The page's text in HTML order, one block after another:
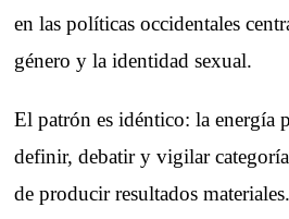
en las políticas occidentales
género y la identidad sexual.
El patrón es idéntico: la energía
definir, debatir y vigilar
de producir resultados materiales.